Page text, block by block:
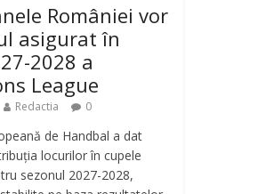
României vor
asigurat în
2028 a
League
Redactia 0
de Handbal a dat
locurilor în cupele
sezonul 2027-2028,